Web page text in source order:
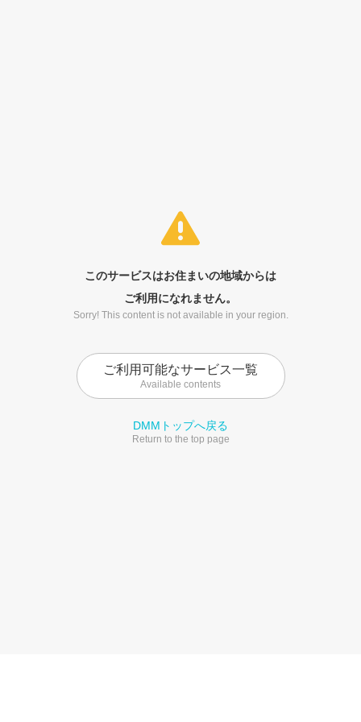
このサービスはお住まいの地域からは
ご利用になれません。
Sorry! This content is not available in your region.
ご利用可能なサービス一覧
Available contents
DMMトップへ戻る
Return to the top page